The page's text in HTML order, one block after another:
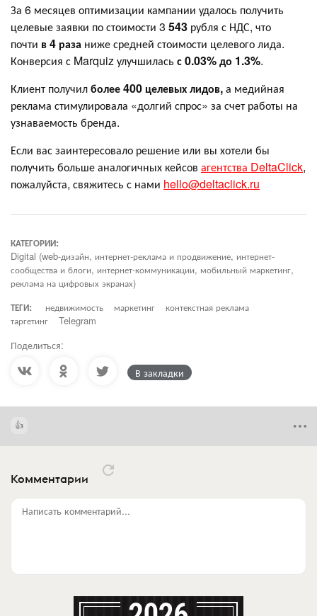
За 6 месяцев оптимизации кампании удалось получить
целевые заявки по стоимости 3 543 рубля с НДС, что
почти в 4 раза ниже средней стоимости целевого лида.
Конверсия с Marquiz улучшилась с 0.03% до 1.3%.
Клиент получилболее 400 целевых лидов,а медийная
реклама стимулировала «долгий спрос» за счет работы на
узнаваемость бренда.
Если вас заинтересовало решение или вы хотели бы
получить больше аналогичных кейсов агентства DeltaClick,
пожалуйста, свяжитесь с нами hello@deltaclick.ru
КАТЕГОРИИ:
Digital (web-дизайн, интернет-реклама и продвижение, интернет-
сообщества и блоги, интернет-коммуникации, мобильный маркетинг,
реклама на цифровых экранах)
ТЕГИ:
недвижимость маркетинг
контекстная реклама
таргетинг
Telegram
Поделиться:
В закладки
Комментарии
Написать комментарий...